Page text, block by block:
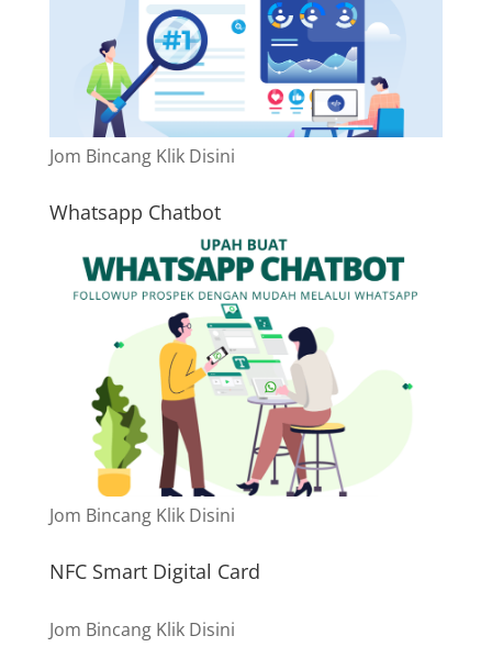
Jom Bincang Klik Disini
Whatsapp Chatbot
Jom Bincang Klik Disini
NFC Smart Digital Card
Jom Bincang Klik Disini